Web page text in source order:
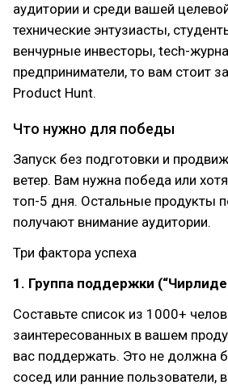
аудитории и среди вашей
технические энтузиасты,
венчурные инвесторы, tech-
предприниматели, то вам стоит
Product Hunt.
Что нужно для победы
Запуск без подготовки и
ветер. Вам нужна победа или
топ-5 дня. Остальные продукты
получают внимание аудитории.
Три фактора успеха
1. Группа поддержки
Составьте список из 1000+
заинтересованных в вашем
вас поддержать. Это не должна
сосед или ранние пользователи,